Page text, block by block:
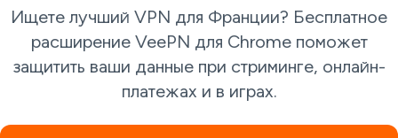
Ищете лучший VPN для Франции? Бесплатное
расширение VeePN для Chrome поможет
защитить ваши данные при стриминге, онлайн-
платежах и в играх.